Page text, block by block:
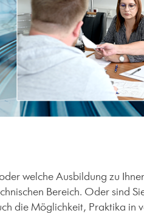
welche Ausbildung zu
Bereich. Oder sind
die Möglichkeit, Praktika in